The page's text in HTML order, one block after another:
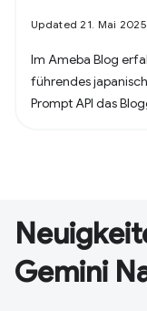
Updated 21. Mai 2025
Im Ameba Blog
führendes
Prompt API das
Gemini